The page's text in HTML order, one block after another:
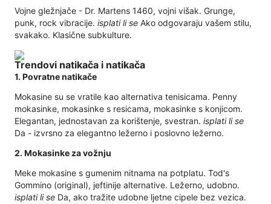
Vojne gležnjače - Dr. Martens 1460, vojni višak. Grunge,
punk, rock vibracije. isplati li se Ako odgovaraju vašem stilu,
svakako. Klasične subkulture.
Trendovi natikača i natikača
1. Povratne natikače
Mokasine su se vratile kao alternativa tenisicama. Penny
mokasinke, mokasinke s resicama, mokasinke s konjicom.
Elegantan, jednostavan za korištenje, svestran. isplati li se
Da - izvrsno za elegantno ležerno i poslovno ležerno.
2. Mokasinke za vožnju
Meke mokasine s gumenim nitnama na potplatu. Tod's
Gommino (original), jeftinije alternative. Ležerno, udobno.
isplati li se Da, ako tražite udobne ljetne cipele bez vezica.